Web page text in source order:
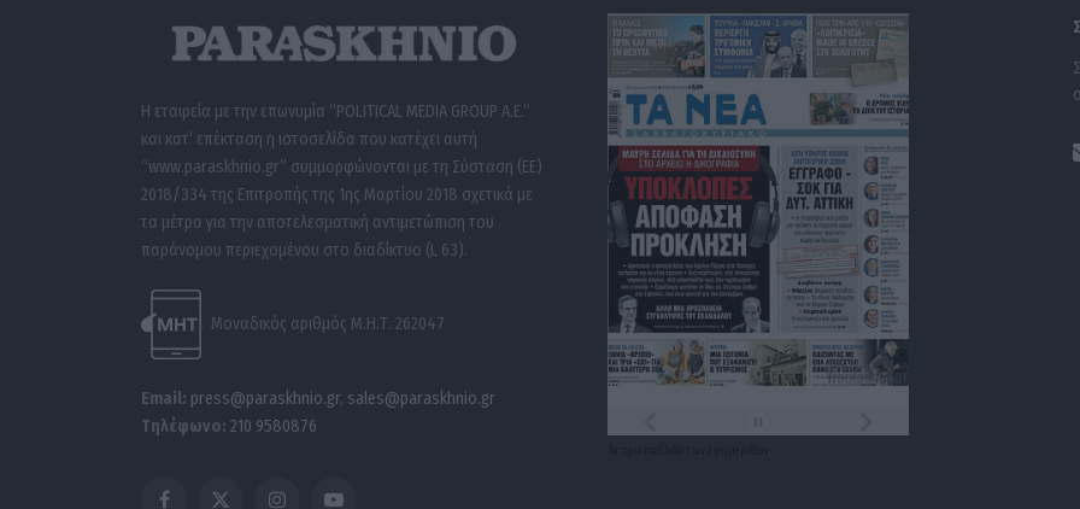
Η εταιρεία με την επωνυμία “POLITICAL MEDIA GROUP A.E.”
και κατ’ επέκταση η ιστοσελίδα που κατέχει αυτή
“www.paraskhnio.gr” συμμορφώνονται με τη Σύσταση (ΕΕ)
2018/334 της Επιτροπής της 1ης Μαρτίου 2018 σχετικά με
τα μέτρα για την αποτελεσματική αντιμετώπιση του
παράνομου περιεχομένου στο διαδίκτυο (L 63).
Μοναδικός αριθμός Μ.Η.Τ. 262047
Email: press@paraskhnio.gr, sales@paraskhnio.gr
Τηλέφωνο: 210 9580876